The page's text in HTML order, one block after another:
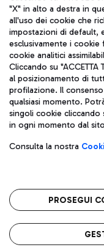
Aeroporti di Roma
coordinamento di
Codice fiscale e
IVA 06572251004
Capitale sociale
Sede legale: Via Pier
telefono +39 06 65951
Privacy policy
"X" in alto a destra in
all'uso dei cookie che
impostazioni di default,
esclusivamente i cookie
cookie analitici
Cliccando su "ACCETTA
al posizionamento di
profilazione. Il
qualsiasi momento.
singoli cookie cliccando
in ogni momento dal
Consulta la nostra
PROSEGUI